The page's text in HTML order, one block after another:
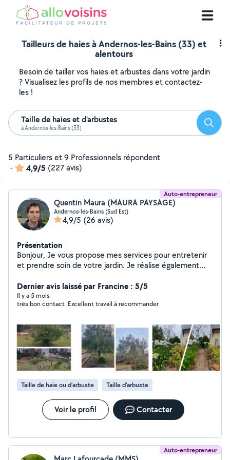
Tailleurs de haies à Andernos-les-Bains (33) et
alentours
Besoin de tailler vos haies et arbustes dans votre jardin
? Visualisez les profils de nos membres et contactez-
les !
Taille de haies et d'arbustes
à Andernos-les-Bains (33)
5 Particuliers et 9 Professionnels répondent
-
4,9/5 (227 avis)
Auto-entrepreneur
Quentin Maura (MAURA PAYSAGE)
Andernos-les-Bains (Sud Est)
4,9/5 (26 avis)
Présentation
Bonjour, Je vous propose mes services pour entretenir
et prendre soin de votre jardin. Je réalise également
plantations. Equipé d'un utilitaire pour évacuer les
déchets verts. Disponible, à l'écoute de vos demande.
A bientôt
Dernier avis laissé par Francine : 5/5
Il y a 5 mois
très bon contact .Excellent travail.à recommander
Taille de haie ou d'arbuste Taille d'arbuste
Voir le profil Contacter
Auto-entrepreneur